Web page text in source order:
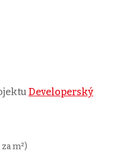
Developerský
m²)